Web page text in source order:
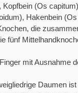
Kopfbein (Os
Hakenbein
die
fünf
mit Ausnahme
Daumen